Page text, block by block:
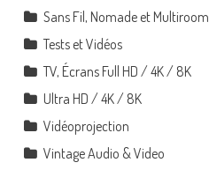
Sans Fil, Nomade et Multiroom
Tests et Vidéos
TV, Écrans Full HD / 4K / 8K
Ultra HD / 4K / 8K
Vidéoprojection
Vintage Audio & Video